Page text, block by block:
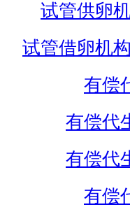
试管供卵
试管借卵机构
有偿
有偿代
有偿代
有偿